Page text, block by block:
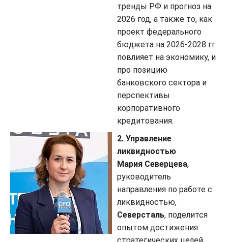
тренды РФ и прогноз на
2026 год, а также то, как
проект федерального
бюджета на 2026-2028 гг.
повлияет на экономику, и
про позицию
банковского сектора и
перспективы
корпоративного
кредитования.
2. Управление
ликвидностью
Мария Северцева,
руководитель
направления по работе с
ликвидностью,
Северсталь, поделится
опытом достижения